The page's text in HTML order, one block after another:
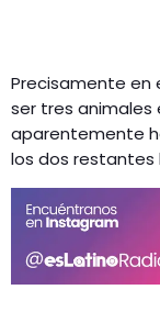
Precisamente en
ser tres animales
aparentemente
los dos restantes